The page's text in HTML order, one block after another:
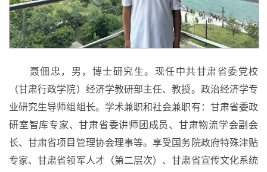
聂佃忠，男，博士研究生。 现任中共甘肃省委党校
（甘肃行政学院）经济学教研部主任、教授。政治经济学专
业研究生导师组组长。学术兼职和社会兼职有： 甘肃省委政
研室智库专家、甘肃省委讲师团成员、甘肃物流学会副会
长、甘肃省项目管理协会理事等。享受 国务院政府特殊津贴
专家、甘肃省领军人才（第二层次）、甘肃省宣传文化系统